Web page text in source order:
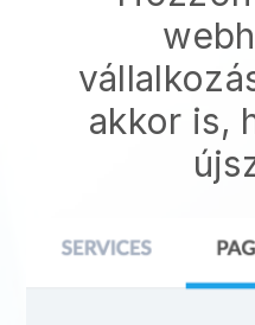
akkor is,